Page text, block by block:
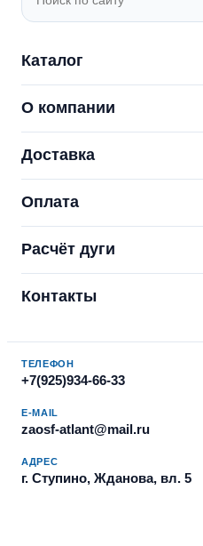
Каталог
О компании
Доставка
Оплата
Расчёт дуги
Контакты
ТЕЛЕФОН
+7(925)934-66-33
E-MAIL
zaosf-atlant@mail.ru
АДРЕС
г. Ступино, Жданова, вл. 5